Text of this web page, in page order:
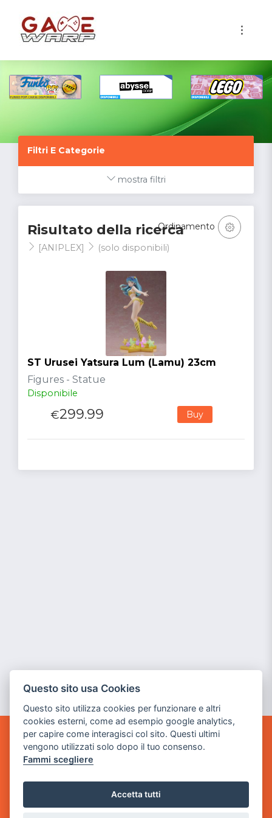
Filtri E Categorie
mostra filtri
Risultato della ricerca
[ANIPLEX] (solo disponibili)
Ordinamento
ST Urusei Yatsura Lum (Lamu) 23cm
Figures - Statue
Disponibile
€299.99 Buy
GAME WARP
BY POWER GAME SRL
Sede Legale
via Villaggio dei Platani, 3
- 25014 Castenedolo, Brescia
Questo sito usa Cookies
Questo sito utilizza cookies per funzionare e altri
cookies esterni, come ad esempio google analytics,
per capire come interagisci col sito. Questi ultimi
vengono utilizzati solo dopo il tuo consenso.
Fammi scegliere
Accetta tutti